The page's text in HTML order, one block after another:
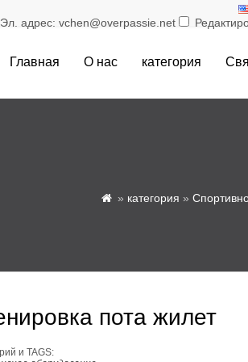
адрес: vchen@overpassie.net
Главная О нас категория
 » категория »
пота жилет
и TAGS: